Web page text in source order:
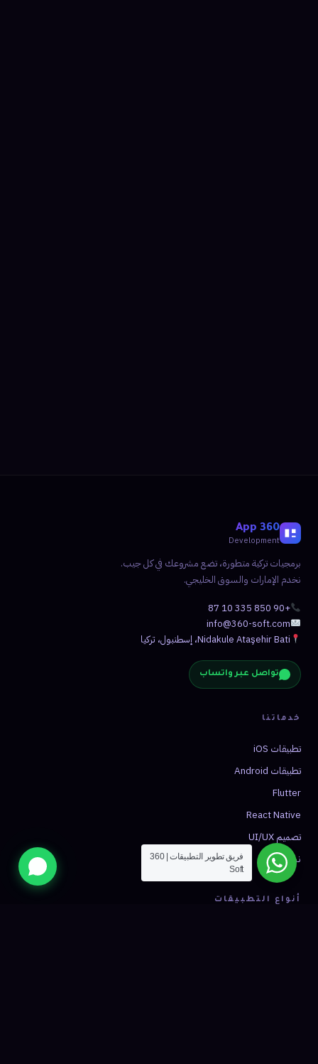
360 App
Development
برمجيات تركية متطورة، تضع مشروعك في كل جيب.
نخدم الإمارات والسوق الخليجي.
+90 850 335 10 87
info@360-soft.com
Nidakule Ataşehir Bati، إسطنبول، تركيا
تواصل عبر واتساب
خدماتنا
تطبيقات iOS
تطبيقات Android
Flutter
React Native
تصميم UI/UX
نشر التطبيق
أنواع التطبيقات
فريق تطوير التطبيقات | 360
Soft